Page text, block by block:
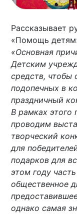
Рассказывает
«Помощь
«Основная
Детским
средств, чтобы
подопечных в
праздничный
В рамках этого
проводим
творческий
для
подарков для
этом году
общественное
однако самая